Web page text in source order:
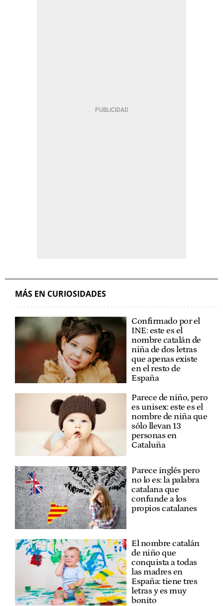
MÁS EN CURIOSIDADES
Confirmado por el
INE: este es el
nombre catalán de
niña de dos letras
que apenas existe
en el resto de
España
Parece de niño, pero
es unisex: este es el
nombre de niña que
sólo llevan 13
personas en
Cataluña
Parece inglés pero
no lo es: la palabra
catalana que
confunde a los
propios catalanes
El nombre catalán
de niño que
conquista a todas
las madres en
España: tiene tres
letras y es muy
bonito